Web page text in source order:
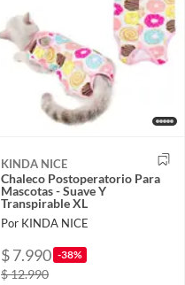
KINDA NICE
Chaleco Postoperatorio Para
Mascotas - Suave Y
Transpirable XL
Por KINDA NICE
$ 7.990 -38%
$ 12.990